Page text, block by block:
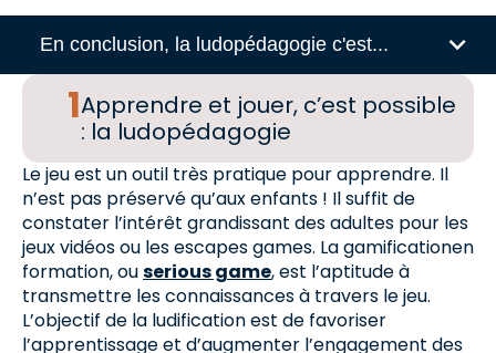
Apprendre et jouer, c’est possible
: la ludopédagogie
Le jeu est un outil très pratique pour apprendre. Il
n’est pas préservé qu’aux enfants ! Il suffit de
constater l’intérêt grandissant des adultes pour les
jeux vidéos ou les escapes games. La gamificationen
formation, ouserious game, est l’aptitude à
transmettre les connaissances à travers le jeu.
L’objectif de la ludification est de favoriser
l’apprentissage et d’augmenter l’engagement des
En conclusion, la ludopédagogie c'est...